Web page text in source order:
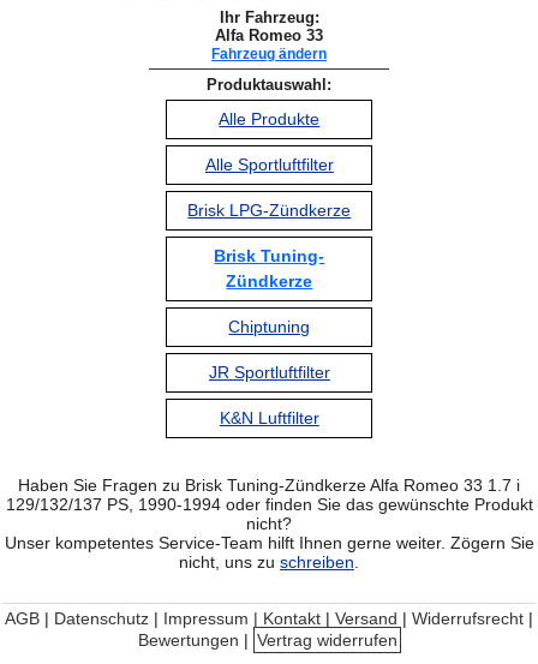
Ihr Fahrzeug:
Alfa Romeo 33
Fahrzeug ändern
Produktauswahl:
Alle Produkte
Alle Sportluftfilter
Brisk LPG-Zündkerze
Brisk Tuning-
Zündkerze
Chiptuning
JR Sportluftfilter
K&N Luftfilter
Haben Sie Fragen zu Brisk Tuning-Zündkerze Alfa Romeo 33 1.7 i
129/132/137 PS, 1990-1994 oder finden Sie das gewünschte Produkt
nicht?
Unser kompetentes Service-Team hilft Ihnen gerne weiter. Zögern Sie
nicht, uns zu schreiben
AGB | Datenschutz | Impressum | Kontakt | Versand | Widerrufsrecht |
Bewertungen | Vertrag widerrufen